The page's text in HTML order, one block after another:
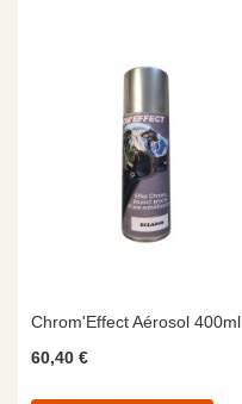
Chrom'Effect Aérosol 400ml
60,40 €